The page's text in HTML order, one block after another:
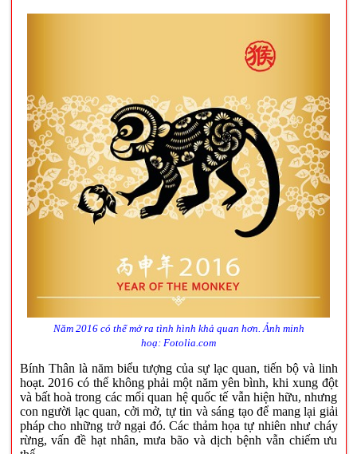
Năm 2016 có thể mở ra tình hình khả quan hơn. Ảnh minh
hoạ: Fotolia.com
Bính Thân là năm biểu tượng của sự lạc quan, tiến bộ và linh
hoạt. 2016 có thể không phải một năm yên bình, khi xung đột
và bất hoà trong các mối quan hệ quốc tế vẫn hiện hữu, nhưng
con người lạc quan, cởi mở, tự tin và sáng tạo để mang lại giải
pháp cho những trở ngại đó. Các thảm họa tự nhiên như cháy
rừng, vấn đề hạt nhân, mưa bão và dịch bệnh vẫn chiếm ưu